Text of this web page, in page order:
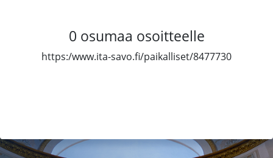
0 osumaa osoitteelle
https:/www.ita-savo.fi/paikalliset/8477730